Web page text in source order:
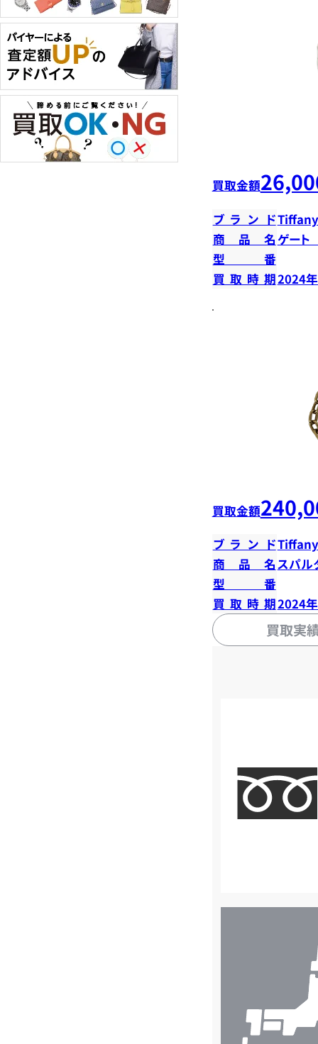
買取金額
ブランド
商品名ゲー
型番
買取時期2024
買取金額
ブランド
商品名スパル
型番
買取時期2024
買取実